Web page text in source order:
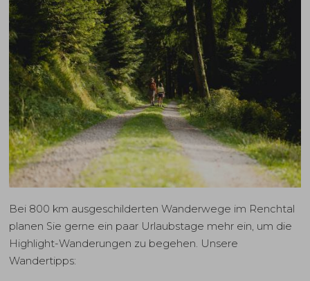
Bei 800 km ausgeschilderten Wanderwege im Renchtal
planen Sie gerne ein paar Urlaubstage mehr ein, um die
Highlight-Wanderungen zu begehen. Unsere
Wandertipps: